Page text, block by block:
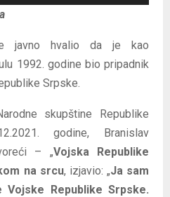
javno hvalio da je kao
1992. godine bio pripadnik
Srpske.
skupštine Republike
godine, Branislav
– „Vojska Republike
na srcu, izjavio: „Ja sam
Republike Srpske.